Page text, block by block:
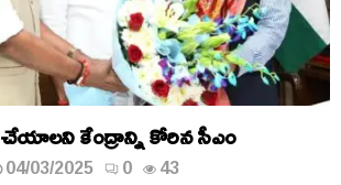
కేంద్రాన్ని కోరిన సీఎం
04/03/2025 0 43